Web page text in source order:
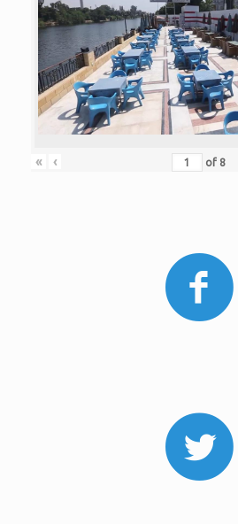
« ‹ of 8